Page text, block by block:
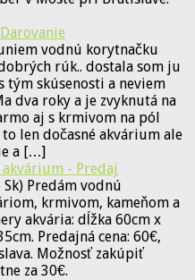
vodnú korytnačku
rúk.. dostala som ju
tým skúsenosti a neviem
dva roky a je zvyknutá na
aj s krmivom na pól
len dočasné akvárium ale
a […]
- Predaj
Sk) Predám vodnú
krmivom, kameňom a
akvária: dĺžka 60cm x
Predajná cena: 60€,
Možnosť zakúpiť
za 30€.